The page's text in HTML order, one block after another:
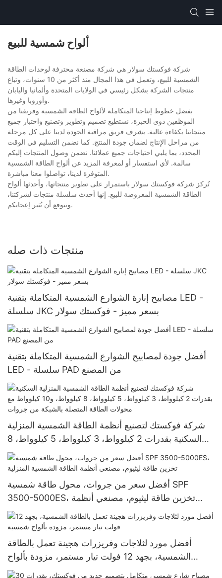
ألواح شمسية للبيع
شركة فوكستك سولار هي شركة مصنعة محترفة لوحدات الطاقة
الشمسية للبيع، وتعمل في هذا المجال منذ أكثر من 10 سنوات، وتباع
منتجات الشركة بشكل رئيسي في الولايات المتحدة وألمانيا واليابان
وأوروبا وغيرها.
بفضل خطوط إنتاجنا المتكاملة لألواح الطاقة الشمسية وفريقنا من
الموظفين ذوي الخبرة، نستطيع تصميم وتطوير وتصنيع واختبار جميع
منتجاتنا بكفاءة عالية. يشرف فريق مراقبة الجودة لدينا على كل مرحلة
من مراحل الإنتاج لضمان جودة المنتج. كما نضمن التسليم في الوقت
المحدد، بما يلبي احتياجات جميع عملائنا. نضمن وصول المنتجات إليكم
سالمة. لأي استفسار أو لمعرفة المزيد عن ألواح الطاقة الشمسية
المتوفرة لدينا، تواصلوا معنا مباشرة.
تُركز شركة فوكستك سولار باستمرار على تطوير منتجاتها، وأحدثها ألواح
الطاقة الشمسية المعروضة للبيع. إنها أحدث سلسلة منتجات لشركتنا،
ونتوقع أن تُثير إعجابكم.
منتجات ذات صله
مصابيح إنارة الشوارع الشمسية المتكاملة بتقنية LED -
سلسلة JKC بسعر مميز - فوكستك سولار
أفضل جودة لمصابيح الشوارع الشمسية المتكاملة بتقنية
LED - سلسلة PAD من المصنع
شركة فوكستك لتصنيع أنظمة الطاقة الشمسية المنزلية
السكنية بقدرات 2 كيلوواط، 3 كيلوواط، 5 كيلوواط، 8
كيلوواط، و10 كيلوواط مع محولات الطاقة المتصلة
بالشبكة من جروات
أفضل سعر من جروات، محول طاقة شمسية SPF
3500-5000ES، تخزين طاقة ليثيوم، مصنعي أنظمة
الطاقة الشمسية المنزلية
أفضل مورد لثلاجات وفريزرات هجينة تعمل بالطاقة
الشمسية، بجهد 12 فولت تيار مستمر، مزودة بألواح
شمسية